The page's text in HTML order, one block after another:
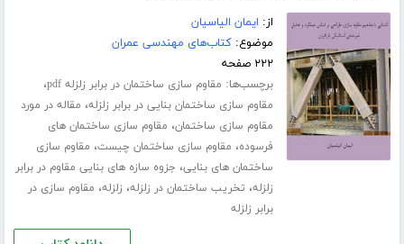
از: ایمان الیاسیان
موضوع:کتاب‌های مهندسی عمران
۲۲۲ صفحه
برچسب‌ها: مقاوم سازی ساختمان در برابر زلزله pdf ،
مقاوم سازی ساختمان بنایی در برابر زلزله، مقاله در مورد
مقاوم سازی ساختمان، مقاوم سازی ساختمان های
فرسوده، مقاوم سازی ساختمان چیست، مقاوم سازی
ساختمان های بنایی، جزوه سازه های بنایی مقاوم در برابر
زلزله، تخریب ساختمان در زلزله، زلزله، مقاوم سازی در
برابر زلزله